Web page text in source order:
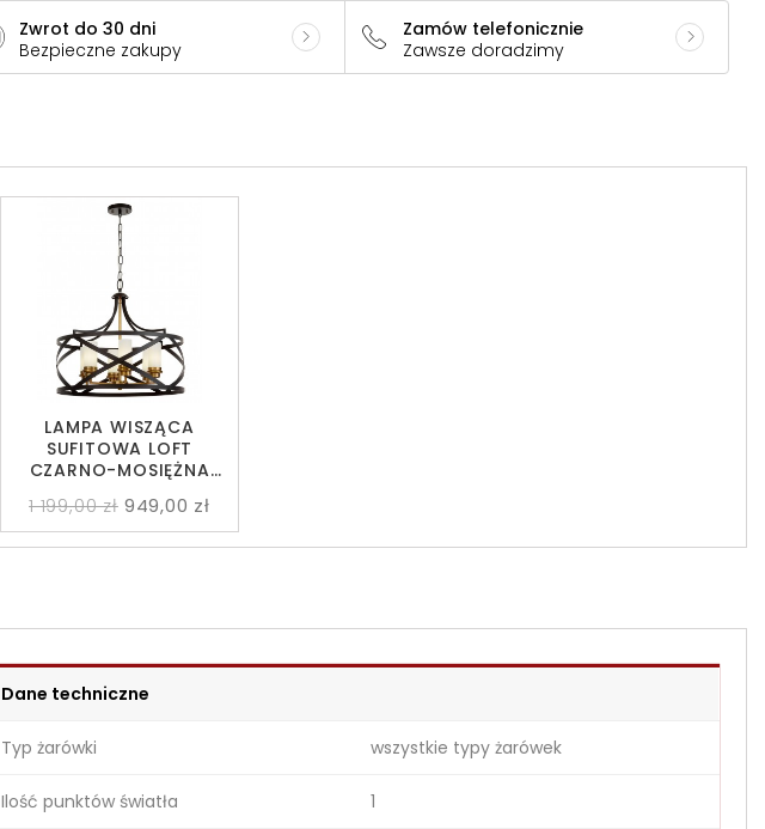
Zwrot do 30 dni
Bezpieczne zakupy
Zamów telefonicznie
Zawsze doradzimy
LAMPA WISZĄCA
SUFITOWA LOFT
CZARNO-MOSIĘŻNA
1 199,00 zł 949,00 zł
Dane techniczne
Typ żarówki wszystkie typy żarówek
Ilość punktów światła 1